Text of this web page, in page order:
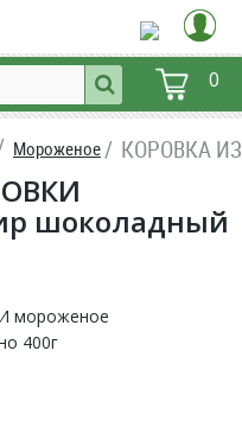
0
Мороженое КОРОВКА
шоколадный